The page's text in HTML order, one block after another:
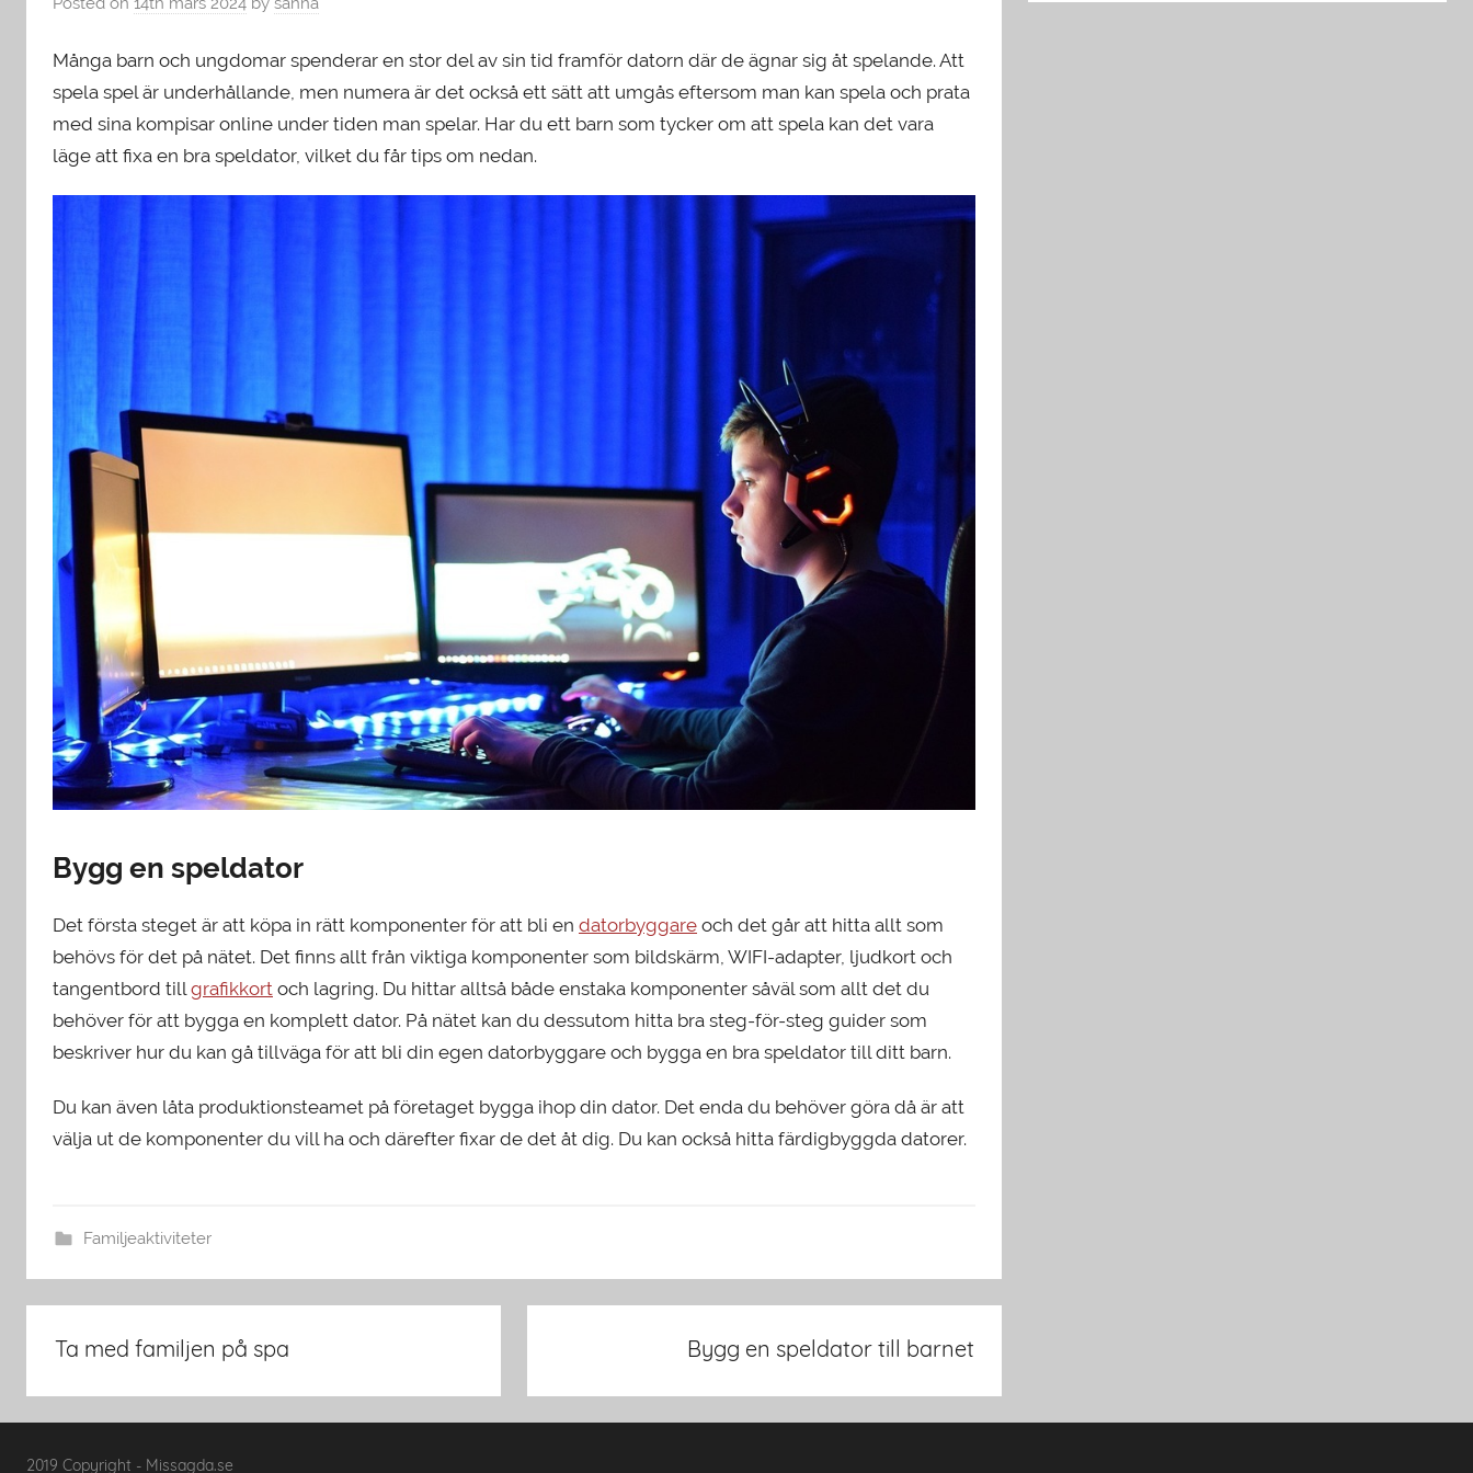
Många barn och ungdomar spenderar en stor del av sin tid framför datorn där de ägnar sig åt spelande. Att
spela spel är underhållande, men numera är det också ett sätt att umgås eftersom man kan spela och prata
med sina kompisar online under tiden man spelar. Har du ett barn som tycker om att spela kan det vara
läge att fixa en bra speldator, vilket du får tips om nedan.
Bygg en speldator
Det första steget är att köpa in rätt komponenter för att bli en datorbyggare och det går att hitta allt som
behövs för det på nätet. Det finns allt från viktiga komponenter som bildskärm, WIFI-adapter, ljudkort och
tangentbord till grafikkort och lagring. Du hittar alltså både enstaka komponenter såväl som allt det du
behöver för att bygga en komplett dator. På nätet kan du dessutom hitta bra steg-för-steg guider som
beskriver hur du kan gå tillväga för att bli din egen datorbyggare och bygga en bra speldator till ditt barn.
Du kan även låta produktionsteamet på företaget bygga ihop din dator. Det enda du behöver göra då är att
välja ut de komponenter du vill ha och därefter fixar de det åt dig. Du kan också hitta färdigbyggda datorer.
Familjeaktiviteter
Ta med familjen på spa Bygg en speldator till barnet